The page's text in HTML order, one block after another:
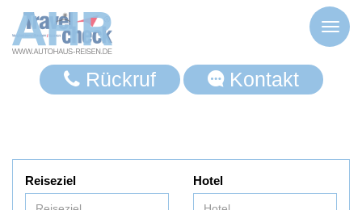
Toggle
Rückruf Kontakt
Reiseziel Hotel